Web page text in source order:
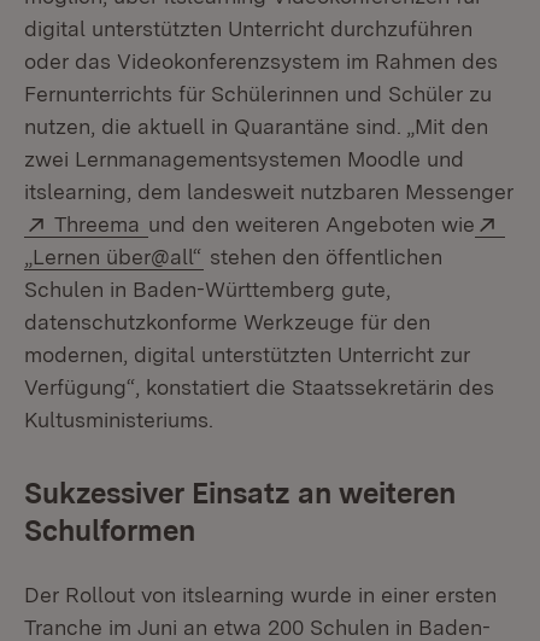
digital unterstützten Unterricht durchzuführen
oder das Videokonferenzsystem im Rahmen des
Fernunterrichts für Schülerinnen und Schüler zu
nutzen, die aktuell in Quarantäne sind. „Mit den
zwei Lernmanagementsystemen Moodle und
itslearning, dem landesweit nutzbaren Messenger
Extern:
Threema (Öffnet in neuem Fenster)
und den weiteren Angeboten wie
„Lernen über@all“ (Öffnet in neuem Fenster)
stehen den öffentlichen
Schulen in Baden-Württemberg gute,
datenschutzkonforme Werkzeuge für den
modernen, digital unterstützten Unterricht zur
Verfügung“, konstatiert die Staatssekretärin des
Kultusministeriums.
Sukzessiver Einsatz an weiteren
Schulformen
Der Rollout von itslearning wurde in einer ersten
Tranche im Juni an etwa 200 Schulen in Baden-